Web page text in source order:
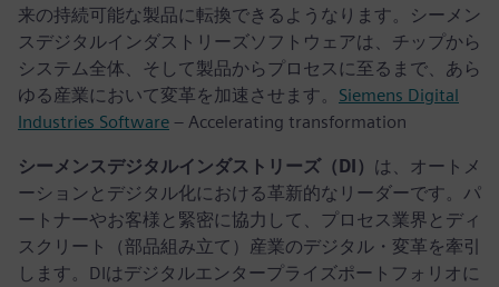
来の持続可能な製品に転換できるようなります。シーメン
スデジタルインダストリーズソフトウェアは、チップから
システム全体、そして製品からプロセスに至るまで、あら
ゆる産業において変革を加速させます。 Siemens Digital
Industries Software – Accelerating transformation
シーメンスデジタルインダストリーズ（DI） は、オートメ
ーションとデジタル化における革新的なリーダーです。パ
ートナーやお客様と緊密に協力して、プロセス業界とディ
スクリート（部品組み立て）産業のデジタル・変革を牽引
します。DIはデジタルエンタープライズポートフォリオに